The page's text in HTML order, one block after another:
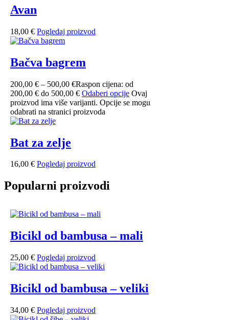
Avan
18,00 € Pogledaj proizvod
Bačva bagrem
200,00 € – 500,00 €Raspon cijena: od
200,00 € do 500,00 € Odaberi opcije Ovaj
proizvod ima više varijanti. Opcije se mogu
odabrati na stranici proizvoda
Bat za zelje
16,00 € Pogledaj proizvod
Popularni proizvodi
Bicikl od bambusa – mali
25,00 € Pogledaj proizvod
Bicikl od bambusa – veliki
34,00 € Pogledaj proizvod